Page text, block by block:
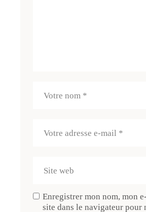
Enregistrer mon nom, mon
site dans le navigateur pour